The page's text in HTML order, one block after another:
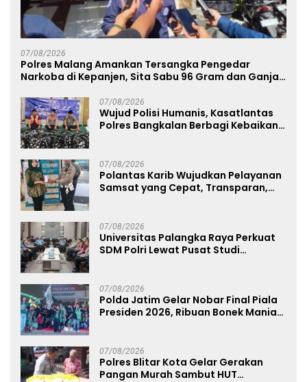
07/08/2026
Polres Malang Amankan Tersangka Pengedar
Narkoba di Kepanjen, Sita Sabu 96 Gram dan Ganja
07/08/2026
Wujud Polisi Humanis, Kasatlantas
Polres Bangkalan Berbagi Kebaikan
07/08/2026
Polantas Karib Wujudkan Pelayanan
Samsat yang Cepat, Transparan,
07/08/2026
Universitas Palangka Raya Perkuat
SDM Polri Lewat Pusat Studi
07/08/2026
Polda Jatim Gelar Nobar Final Piala
Presiden 2026, Ribuan Bonek Mania
07/08/2026
Polres Blitar Kota Gelar Gerakan
Pangan Murah Sambut HUT